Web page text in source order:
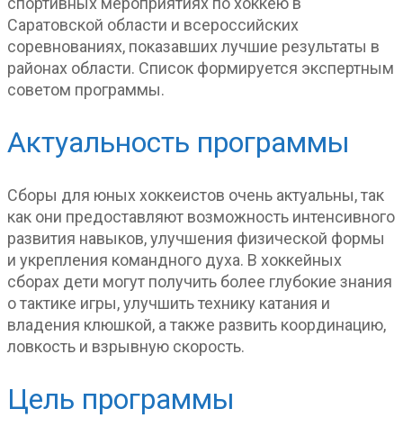
Саратовской области и всероссийских
соревнованиях, показавших лучшие результаты в
районах области. Список формируется экспертным
советом программы.
Актуальность программы
Сборы для юных хоккеистов очень актуальны, так
как они предоставляют возможность интенсивного
развития навыков, улучшения физической формы
и укрепления командного духа. В хоккейных
сборах дети могут получить более глубокие знания
о тактике игры, улучшить технику катания и
владения клюшкой, а также развить координацию,
ловкость и взрывную скорость.
Цель программы